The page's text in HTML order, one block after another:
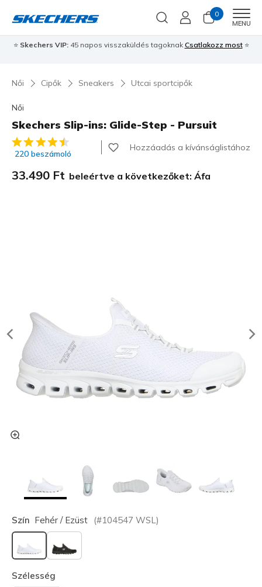
0
MENU
⭐ Skechers VIP:45 napos visszaküldés tagoknak Csatlakozz most⭐
Női Cipők Sneakers Utcai sportcipők
Női
Skechers Slip-ins: Glide-Step - Pursuit
4 az 5-ből ügyfélértékelés
220 beszámoló
Hozzáadás a kívánságlistához
33.490 Ft beleértve a következőket: Áfa
Szín Fehér / Ezüst (#104547 WSL )
kiválasztva
Szélesség